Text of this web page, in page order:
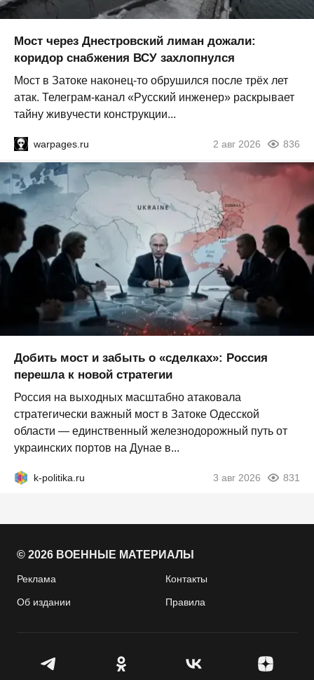
Мост через Днестровский лиман дожали:
коридор снабжения ВСУ захлопнулся
Мост в Затоке наконец-то обрушился после трёх лет
атак. Телеграм-канал «Русский инженер» раскрывает
тайну живучести конструкции...
warpages.ru 2 авг 2026 836
Добить мост и забыть о «сделках»: Россия
перешла к новой стратегии
Россия на выходных масштабно атаковала
стратегически важный мост в Затоке Одесской
области — единственный железнодорожный путь от
украинских портов на Дунае в...
k-politika.ru 3 авг 2026 831
© 2026 ВОЕННЫЕ МАТЕРИАЛЫ
Реклама Контакты
Об издании Правила